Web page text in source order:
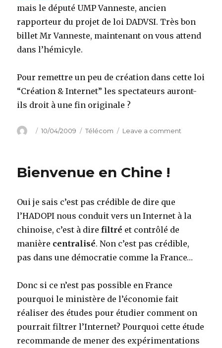
mais le député UMP Vanneste, ancien
rapporteur du projet de loi DADVSI. Très bon
billet Mr Vanneste, maintenant on vous attend
dans l’hémicyle.
Pour remettre un peu de création dans cette loi
“Création & Internet” les spectateurs auront-
ils droit à une fin originale ?
Author
Posted
10/04/2009 Categories
Télécom Leave a comment
Bienvenue en Chine !
Oui je sais c’est pas crédible de dire que
l’HADOPI nous conduit vers un Internet à la
chinoise, c’est à direfiltré et contrôlé de
manière centralisé. Non c’est pas crédible,
pas dans une démocratie comme la France…
Donc si ce n’est pas possible en France
pourquoi le ministère de l’économie fait
réaliser des études pour étudier comment on
pourrait filtrer l’Internet? Pourquoi cette étude
recommande de mener des expérimentations